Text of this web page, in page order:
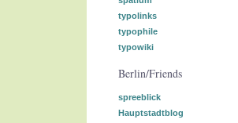
typolinks
typophile
typowiki
Berlin/Friends
spreeblick
Hauptstadtblog